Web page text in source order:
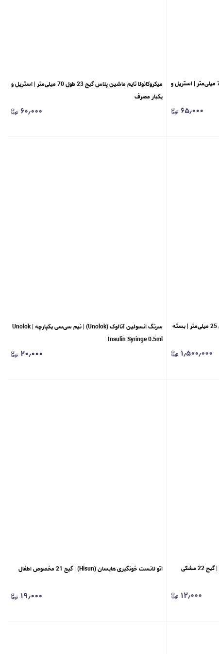
میکروکانولا تایم ماشین پلاس گیج 22 طول 70 میلی‌متر | استریل و
۶۵٫۰۰۰
میکروکانولا تایم ماشین پلاس گیج 23 طول 70 میلی‌متر | استریل و
یکبار مصرف
۶۰٫۰۰۰
سرسوزن شنزو (Shenzhou) | گیج 24 – طول 25 میلی‌متر | بسته
۱٫۵۰۰٫۰۰۰
سرنگ انسولین آنالوک (Unolok) | نیم سی‌سی یکپارچه | Unolok
Insulin Syringe 0.5ml
۲۰٫۰۰۰
۱۲٫۰۰۰
اتو لانست خونگیری هایسان (Hisun) | گیج 21 مخصوص اطفال
۱۹٫۰۰۰